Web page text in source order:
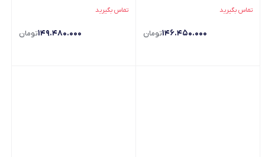
تماس بگیرید
146.450.000تومان
تماس بگیرید
149.480.000تومان